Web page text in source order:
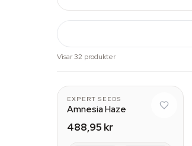
Visar 32 produkter
EXPERT SEEDS
Amnesia Haze
488,95 kr